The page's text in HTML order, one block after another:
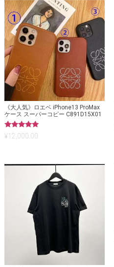
《大人気》ロエベ iPhone13 ProMax
ケース スーパーコピー C891D15X01
5段階中
5.00
¥12,000.00